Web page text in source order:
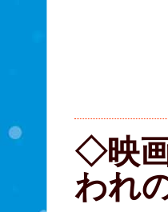
◇映
われ